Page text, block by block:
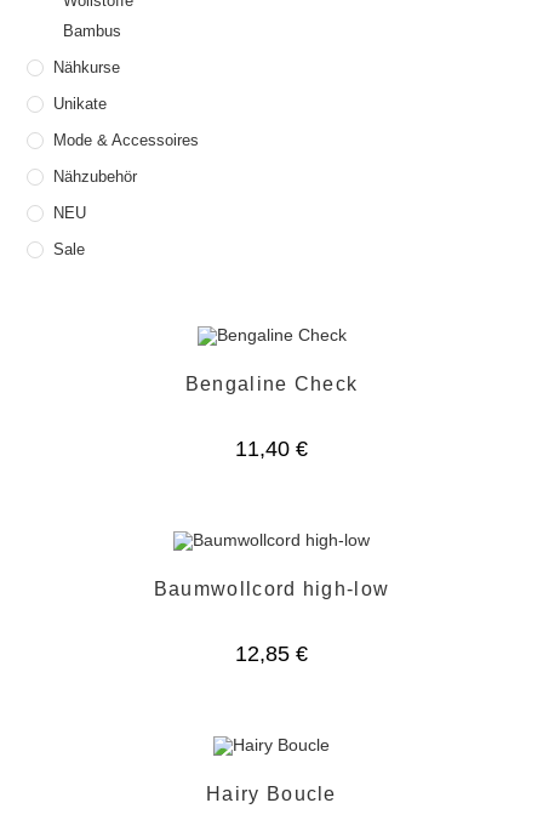
Bambus
Nähkurse
Unikate
Mode & Accessoires
Nähzubehör
NEU
Sale
Bengaline Check
11,40 €
Baumwollcord high-low
12,85 €
Hairy Boucle